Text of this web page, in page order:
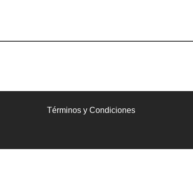
Términos y Condiciones